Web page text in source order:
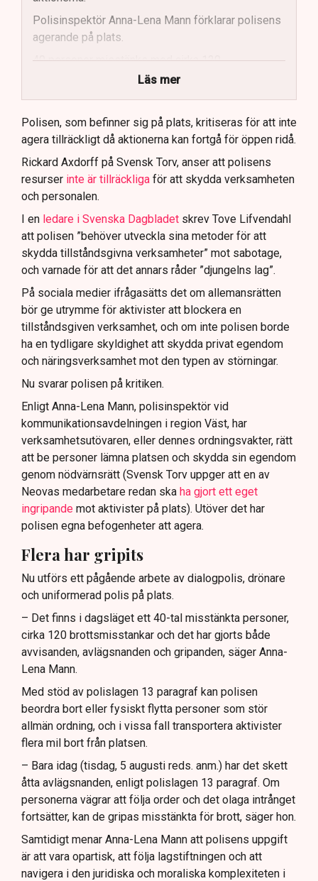
Polisinspektör Anna-Lena Mann förklarar polisens
agerande på plats.
40 personer misstänks med cirka 120
brottsmisstankar kopplade.
Polisen använder drönare och uniformerad polis
för att dokumentera bevis.
Samtidigt är polisarbetet komplext när det gäller
att navigera juridiska rättigheter och gränser.
Läs mer
Polisen, som befinner sig på plats, kritiseras för att inte
agera tillräckligt då aktionerna kan fortgå för öppen ridå.
Rickard Axdorff på Svensk Torv, anser att polisens
resurser inte är tillräckliga för att skydda verksamheten
och personalen.
I en ledare i Svenska Dagbladet skrev Tove Lifvendahl
att polisen ”behöver utveckla sina metoder för att
skydda tillståndsgivna verksamheter” mot sabotage,
och varnade för att det annars råder ”djungelns lag”.
På sociala medier ifrågasätts det om allemansrätten
bör ge utrymme för aktivister att blockera en
tillståndsgiven verksamhet, och om inte polisen borde
ha en tydligare skyldighet att skydda privat egendom
och näringsverksamhet mot den typen av störningar.
Nu svarar polisen på kritiken.
Enligt Anna-Lena Mann, polisinspektör vid
kommunikationsavdelningen i region Väst, har
verksamhetsutövaren, eller dennes ordningsvakter, rätt
att be personer lämna platsen och skydda sin egendom
genom nödvärnsrätt (Svensk Torv uppger att en av
Neovas medarbetare redan ska ha gjort ett eget
ingripande mot aktivister på plats). Utöver det har
polisen egna befogenheter att agera.
Flera har gripits
Nu utförs ett pågående arbete av dialogpolis, drönare
och uniformerad polis på plats.
– Det finns i dagsläget ett 40-tal misstänkta personer,
cirka 120 brottsmisstankar och det har gjorts både
avvisanden, avlägsnanden och gripanden, säger Anna-
Lena Mann.
Med stöd av polislagen 13 paragraf kan polisen
beordra bort eller fysiskt flytta personer som stör
allmän ordning, och i vissa fall transportera aktivister
flera mil bort från platsen.
– Bara idag (tisdag, 5 augusti reds. anm.) har det skett
åtta avlägsnanden, enligt polislagen 13 paragraf. Om
personerna vägrar att följa order och det olaga intrånget
fortsätter, kan de gripas misstänkta för brott, säger hon.
Samtidigt menar Anna-Lena Mann att polisens uppgift
är att vara opartisk, att följa lagstiftningen och att
navigera i den juridiska och moraliska komplexiteten i